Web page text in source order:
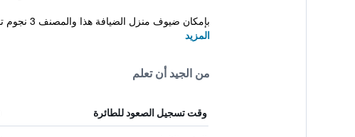
بإمكان ضيوف منزل الضيافة هذا والمصنف 3 نجوم تخطيط رحلاتهم عن طريق مكتب حجوزات الرح...
المزيد
من الجيد أن تعلم
وقت تسجيل الصعود للطائرة